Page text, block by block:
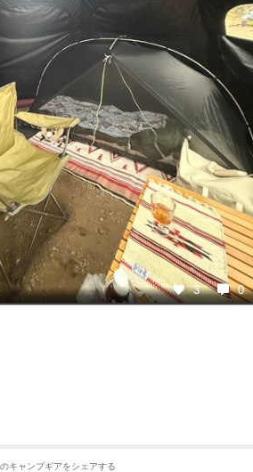
3 0
のキャンプギアをシェアする